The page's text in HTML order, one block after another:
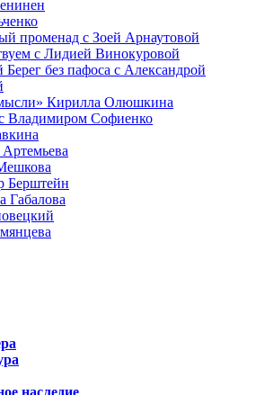
променад с Зоей Арнаутовой
с Лидией Винокуровой
без пафоса с Александрой
Кирилла Олюшкина
с Владимиром Софиенко
Берштейн
Габалова